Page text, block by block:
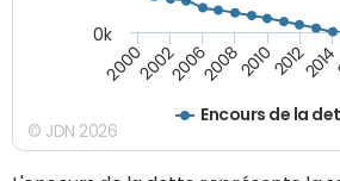
Encours de la
2000200220062008201020122014
0k
© JDN 2026